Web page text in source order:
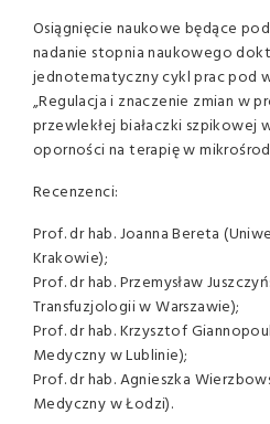
Osiągnięcie naukowe będące
nadanie stopnia naukowego
jednotematyczny cykl prac pod
„Regulacja i znaczenie zmian w
przewlekłej białaczki
oporności na terapię w
Recenzenci:
Prof. dr hab. Joanna Bereta
Krakowie);
Prof. dr hab. Przemysław
Transfuzjologii w Warszawie);
Prof. dr hab. Krzysztof
Medyczny w Lublinie);
Prof. dr hab. Agnieszka
Medyczny w Łodzi).